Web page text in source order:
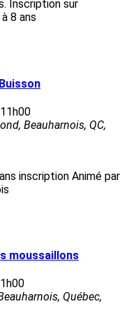
Inscription sur
8 ans
11h00
Beauharnois, QC,
inscription Animé par
moussaillons
Québec,